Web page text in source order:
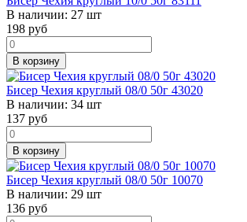
В наличии: 27 шт
198 руб
В корзину
Бисер Чехия круглый 08/0 50г 43020
В наличии: 34 шт
137 руб
В корзину
Бисер Чехия круглый 08/0 50г 10070
В наличии: 29 шт
136 руб